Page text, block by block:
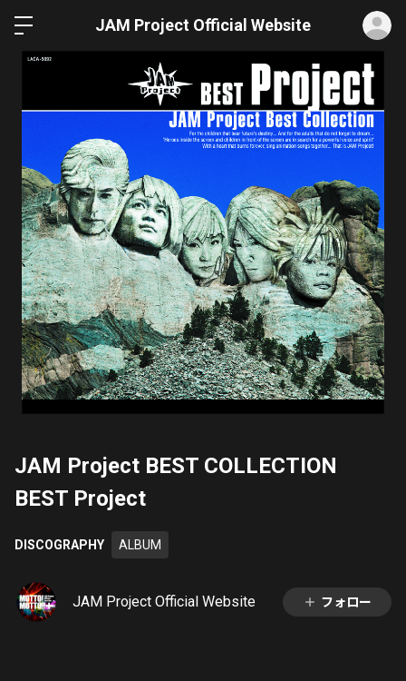
JAM Project Official Website
JAM Project BEST COLLECTION
BEST Project
DISCOGRAPHY ALBUM
JAM Project Official Website フォロー